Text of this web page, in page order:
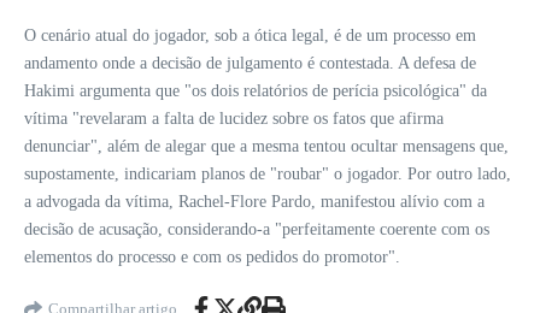
O cenário atual do jogador, sob a ótica legal, é de um processo em
andamento onde a decisão de julgamento é contestada. A defesa de
Hakimi argumenta que "os dois relatórios de perícia psicológica" da
vítima "revelaram a falta de lucidez sobre os fatos que afirma
denunciar", além de alegar que a mesma tentou ocultar mensagens que,
supostamente, indicariam planos de "roubar" o jogador. Por outro lado,
a advogada da vítima, Rachel-Flore Pardo, manifestou alívio com a
decisão de acusação, considerando-a "perfeitamente coerente com os
elementos do processo e com os pedidos do promotor".
Compartilhar artigo